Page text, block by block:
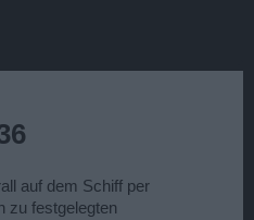
auf dem Schiff per
zu festgelegten